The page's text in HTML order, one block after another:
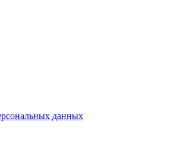
данных